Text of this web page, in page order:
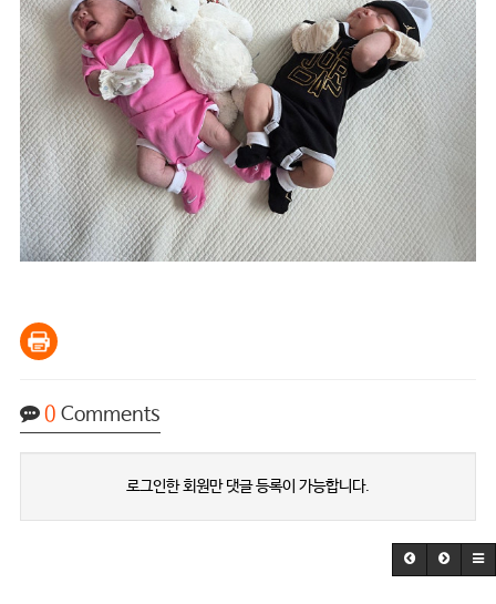
0 Comments
로그인한 회원만 댓글 등록이 가능합니다.